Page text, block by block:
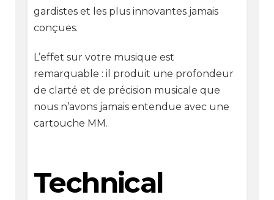
gardistes et les plus innovantes jamais
conçues.
L’effet sur votre musique est
remarquable : il produit une profondeur
de clarté et de précision musicale que
nous n’avons jamais entendue avec une
cartouche MM.
Technical